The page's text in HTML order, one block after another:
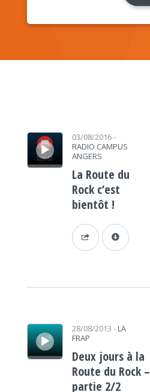
Lecteur audio 03/08/2016-
RADIO CAMPUS
ANGERS
La Route du
Rock c’est
bientôt !
Lecteur audio 28/08/2013 - LA
FRAP
Deux jours à la
Route du Rock –
partie 2/2